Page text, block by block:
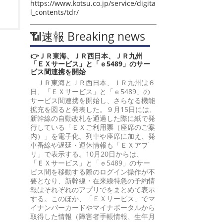
https://www.kotsu.co.jp/service/digita
l_contents/tdr/
📶速報 Breaking news
👉ＪＲ東海、ＪＲ西日本、ＪＲ九州
「ＥＸサービス」と「ｅ5489」のサー
ビス間連携を開始
ＪＲ東海とＪＲ西日本、ＪＲ九州は６
日、「ＥＸサービス」と「ｅ5489」の
サービス間連携を開始し、さらなる機能
拡充を図ると発表した。９月15日には、
新幹線の自動改札を通過した際に紙で発
行している「ＥＸご利用票（座席のご案
内）」を電子化。列車や座席に加え、発
車番線や遅延・運休情報も「ＥＸアプ
リ」で表示する。10月20日からは、
「ＥＸサービス」と「ｅ5489」のサー
ビス間を移動する際のログイン操作が不
要となり、新幹線・在来線特急の予約情
報はそれぞれのアプリでをまとめて表示
する。このほか、「ＥＸサービス」でマ
イナンバーカードやマイナポータルから
取得した情報（障害者手帳情報、生年月